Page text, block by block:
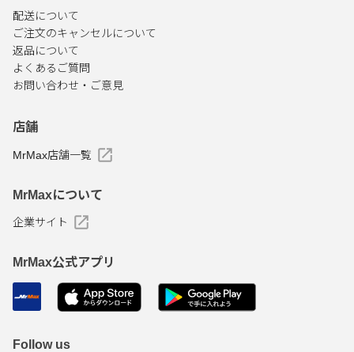
配送について
ご注文のキャンセルについて
返品について
よくあるご質問
お問い合わせ・ご意見
店舗
MrMax店舗一覧
MrMaxについて
企業サイト
MrMax公式アプリ
Follow us